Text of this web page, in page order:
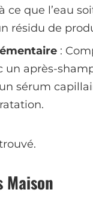
ce que l’eau
résidu de
:
un après-
sérum
Maison